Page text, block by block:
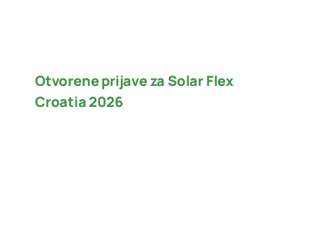
Otvorene prijave za Solar Flex
Croatia 2026